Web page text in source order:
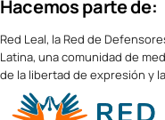
Hacemos parte de:
Red Leal, la Red de
Latina, una comunidad de
de la libertad de expresión y